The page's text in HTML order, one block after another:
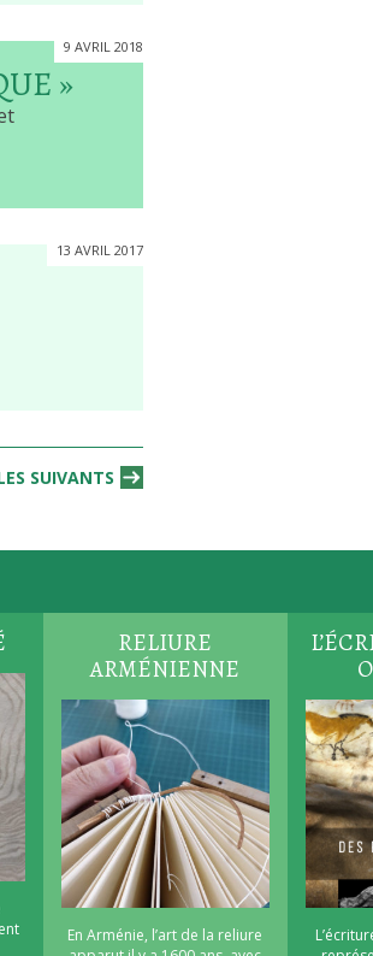
»
9 AVRIL 2018
13 AVRIL 2017
SUIVANTS
RELIURE
ARMÉNIENNE
En Arménie, l’art de la reliure